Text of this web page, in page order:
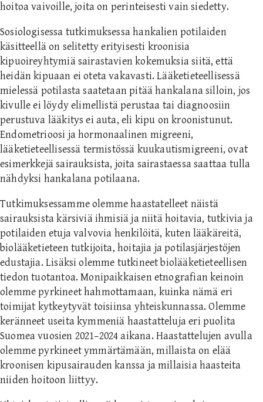
hoitoa vaivoille, joita on perinteisesti vain siedetty.
Sosiologisessa tutkimuksessa hankalien potilaiden
käsitteellä on selitetty erityisesti kroonisia
kipuoireyhtymiä sairastavien kokemuksia siitä, että
heidän kipuaan ei oteta vakavasti. Lääketieteellisessä
mielessä potilasta saatetaan pitää hankalana silloin, jos
kivulle ei löydy elimellistä perustaa tai diagnoosiin
perustuva lääkitys ei auta, eli kipu on kroonistunut.
Endometrioosi ja hormonaalinen migreeni,
lääketieteellisessä termistössä kuukautismigreeni, ovat
esimerkkejä sairauksista, joita sairastaessa saattaa tulla
nähdyksi hankalana potilaana.
Tutkimuksessamme olemme haastatelleet näistä
sairauksista kärsiviä ihmisiä ja niitä hoitavia, tutkivia ja
potilaiden etuja valvovia henkilöitä, kuten lääkäreitä,
biolääketieteen tutkijoita, hoitajia ja potilasjärjestöjen
edustajia. Lisäksi olemme tutkineet biolääketieteellisen
tiedon tuotantoa. Monipaikkaisen etnografian keinoin
olemme pyrkineet hahmottamaan, kuinka nämä eri
toimijat kytkeytyvät toisiinsa yhteiskunnassa. Olemme
keränneet useita kymmeniä haastatteluja eri puolita
Suomea vuosien 2021–2024 aikana. Haastattelujen avulla
olemme pyrkineet ymmärtämään, millaista on elää
kroonisen kipusairauden kanssa ja millaisia haasteita
niiden hoitoon liittyy.